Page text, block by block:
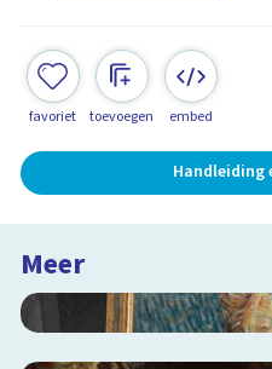
favoriet toevoegen embed
Handleiding
Meer